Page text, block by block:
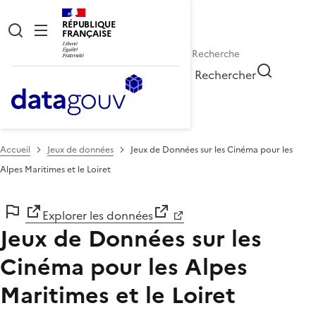
RÉPUBLIQUE
FRANÇAISE
Rechercher
Accueil Jeux de données
Jeux de Données sur les Cinéma pour les
Alpes Maritimes et le Loiret
Explorer les données
Jeux de Données sur les
Cinéma pour les Alpes
Maritimes et le Loiret